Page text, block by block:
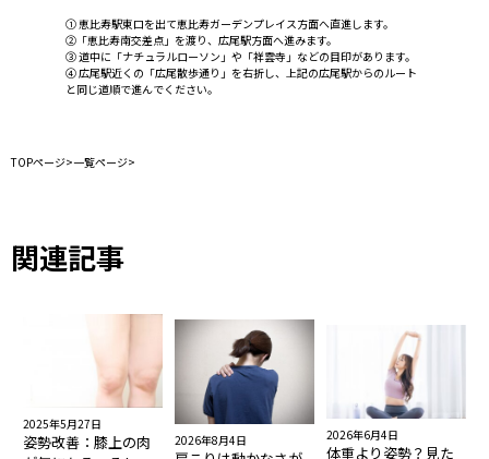
① 恵比寿駅東口を出て恵比寿ガーデンプレイス方面へ直進します。
②「恵比寿南交差点」を渡り、広尾駅方面へ進みます。
③ 道中に「ナチュラルローソン」や「祥雲寺」などの目印があります。
④ 広尾駅近くの「広尾散歩通り」を右折し、上記の広尾駅からのルート
と同じ道順で進んでください。
TOPページ>一覧ページ>
関連記事
2025年5月27日
姿勢改善：膝上の肉
2026年8月4日 2026年6月4日
体重より姿勢？見た